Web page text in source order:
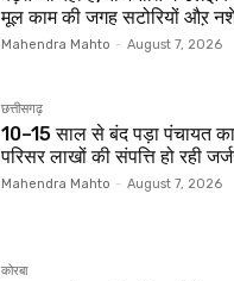
मूल काम की जगह सटोरियों औऱ
Mahendra Mahto - August 7, 2026
छत्तीसगढ़
10–15 साल से बंद पड़ा पंचायत का
परिसर लाखों की संपत्ति हो रही
Mahendra Mahto - August 7, 2026
कोरबा